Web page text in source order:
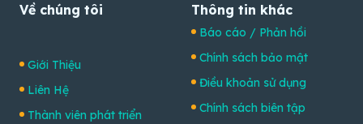
Về chúng tôi
Giới Thiệu
Liên Hệ
Thành viên phát triển
Thông tin khác
Báo cáo / Phản hồi
Chính sách bảo mật
Điều khoản sử dụng
Chính sách biên tập